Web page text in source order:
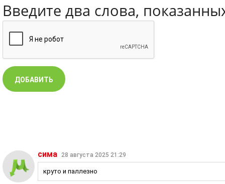
Введите два слова,
сима 28 августа 2025 21:29
круто и паллезно